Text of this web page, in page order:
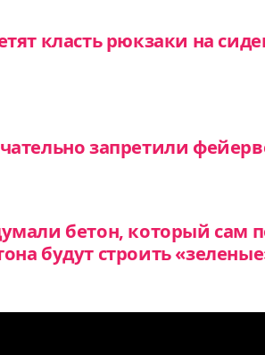
класть рюкзаки на
запретили
бетон, который сам
будут строить